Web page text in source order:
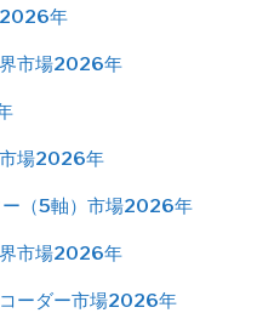
2026年
界市場2026年
市場2026年
ー（5軸）市場2026年
界市場2026年
ーダー市場2026年